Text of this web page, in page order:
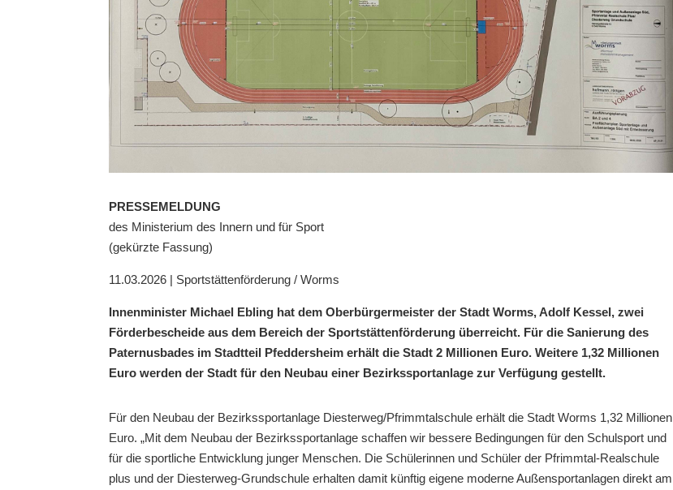
PRESSEMELDUNG
des Ministerium des Innern und für Sport
(gekürzte Fassung)
11.03.2026 | Sportstättenförderung / Worms
Innenminister Michael Ebling hat dem Oberbürgermeister der Stadt Worms, Adolf Kessel, zwei
Förderbescheide aus dem Bereich der Sportstättenförderung überreicht. Für die Sanierung des
Paternusbades im Stadtteil Pfeddersheim erhält die Stadt 2 Millionen Euro. Weitere 1,32 Millionen
Euro werden der Stadt für den Neubau einer Bezirkssportanlage zur Verfügung gestellt.
Für den Neubau der Bezirkssportanlage Diesterweg/Pfrimmtalschule erhält die Stadt Worms 1,32 Millionen
Euro. „Mit dem Neubau der Bezirkssportanlage schaffen wir bessere Bedingungen für den Schulsport und
für die sportliche Entwicklung junger Menschen. Die Schülerinnen und Schüler der Pfrimmtal-Realschule
plus und der Diesterweg-Grundschule erhalten damit künftig eigene moderne Außensportanlagen direkt am